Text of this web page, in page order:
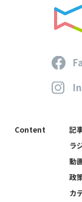
Content
記
ラ
動
政
カ